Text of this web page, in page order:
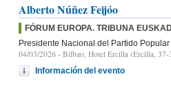
Alberto Núñez Feijóo
FÓRUM EUROPA. TRIBUNA
Presidente Nacional del Partido Popular
04/03/2026 - Bilbao, Hotel Ercilla (Ercilla, 37-
Información del evento